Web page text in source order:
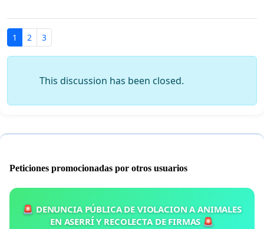
1 2 3
This discussion has been closed.
Peticiones promocionadas por otros usuarios
🚨 DENUNCIA PÚBLICA DE VIOLACION A ANIMALES
EN ASERRÍ Y RECOLECTA DE FIRMAS 🚨